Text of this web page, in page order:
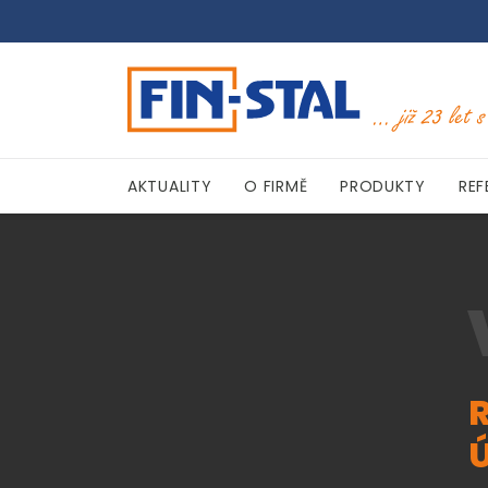
AKTUALITY O FIRMĚ PRODUKTY